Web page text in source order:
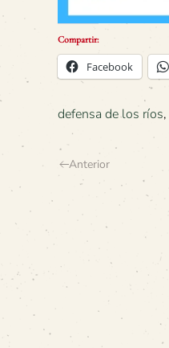
Compartir:
Facebook
defensa de los ríos,
Anterior